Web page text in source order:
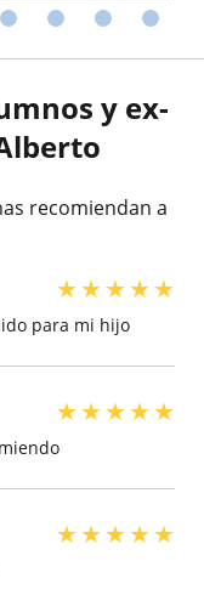
y ex-
recomiendan a
★★★★★
para mi hijo
★★★★★
★★★★★